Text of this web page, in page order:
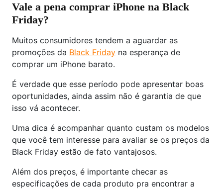
Vale a pena comprar iPhone na Black
Friday?
Muitos consumidores tendem a aguardar as
promoções da Black Friday na esperança de
comprar um iPhone barato.
É verdade que esse período pode apresentar boas
oportunidades, ainda assim não é garantia de que
isso vá acontecer.
Uma dica é acompanhar quanto custam os modelos
que você tem interesse para avaliar se os preços da
Black Friday estão de fato vantajosos.
Além dos preços, é importante checar as
especificações de cada produto pra encontrar a